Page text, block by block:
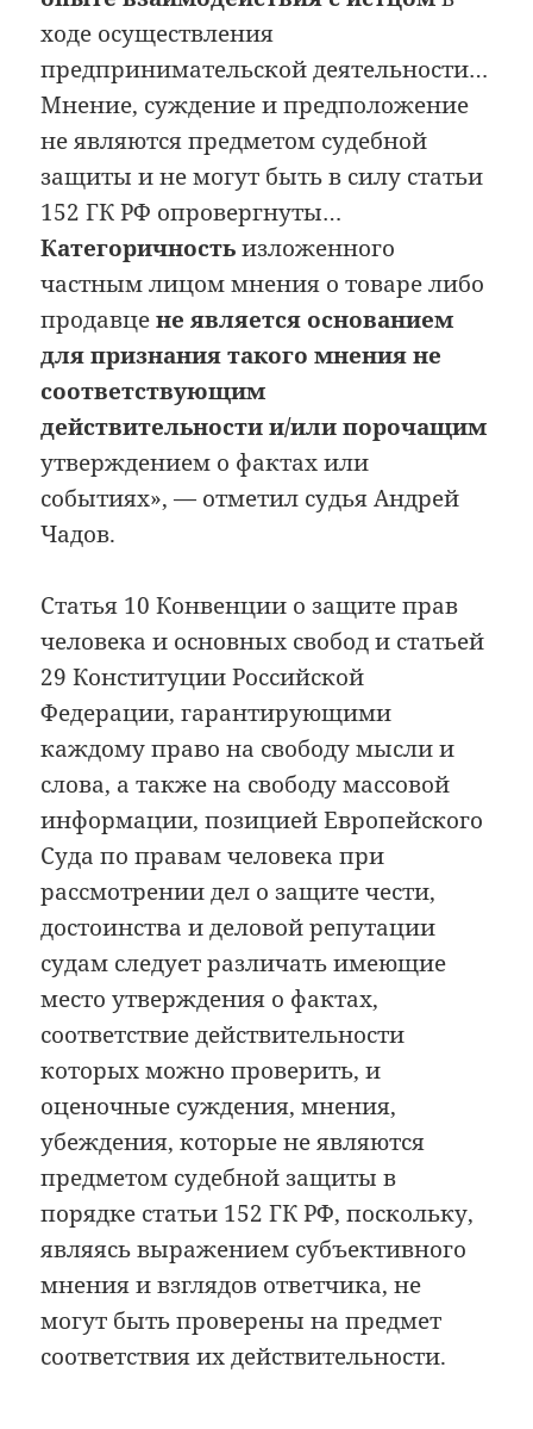
ходе осуществления
предпринимательской деятельности…
Мнение, суждение и предположение
не являются предметом судебной
защиты и не могут быть в силу статьи
152 ГК РФ опровергнуты…
Категоричностьизложенного
частным лицом мнения о товаре либо
продавцене является основанием
для признания такого мнения не
соответствующим
действительности и/или порочащим
утверждением о фактах или
событиях», — отметил судья Андрей
Чадов.
Статья 10 Конвенции о защите прав
человека и основных свобод и статьей
29 Конституции Российской
Федерации, гарантирующими
каждому право на свободу мысли и
слова, а также на свободу массовой
информации, позицией Европейского
Суда по правам человека при
рассмотрении дел о защите чести,
достоинства и деловой репутации
судам следует различать имеющие
место утверждения о фактах,
соответствие действительности
которых можно проверить, и
оценочные суждения, мнения,
убеждения, которые не являются
предметом судебной защиты в
порядке статьи 152 ГК РФ, поскольку,
являясь выражением субъективного
мнения и взглядов ответчика, не
могут быть проверены на предмет
соответствия их действительности.